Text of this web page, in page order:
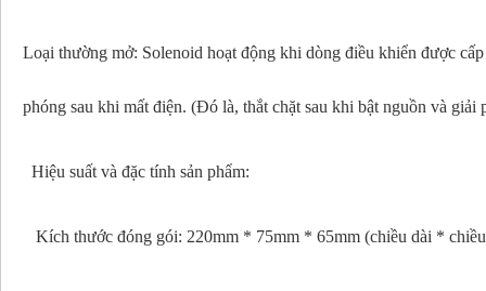
Loại thường mở: Solenoid hoạt động khi dòng điều khiển được
phóng sau khi mất điện. (Đó là, thắt chặt sau khi bật nguồn và giải
Hiệu suất và đặc tính sản phẩm:
Kích thước đóng gói: 220mm * 75mm * 65mm (chiều dài *